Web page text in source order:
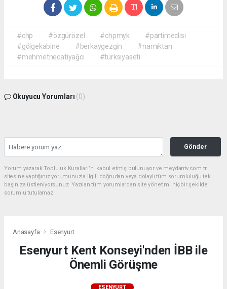
#chp #özgürözel #chpmyk
#partimeclisi
#gölgekabine
#berkaygezgin
#namıktan
#mehmetnecatiyağcı
#türksiyaseti
Okuyucu Yorumları (0)
Gönder
Yorum yazarak Topluluk Kuralları’nı kabul etmiş bulunuyor ve meydantv.com.tr
sitesine yaptığınız yorumunuzla ilgili doğrudan veya dolaylı tüm sorumluluğu tek
başınıza üstleniyorsunuz. Yazılan tüm yorumlardan site yönetimi hiçbir şekilde
sorumlu tutulamaz.
Anasayfa Esenyurt
Esenyurt Kent Konseyi'nden İBB ile
Önemli Görüşme
ESENYURT